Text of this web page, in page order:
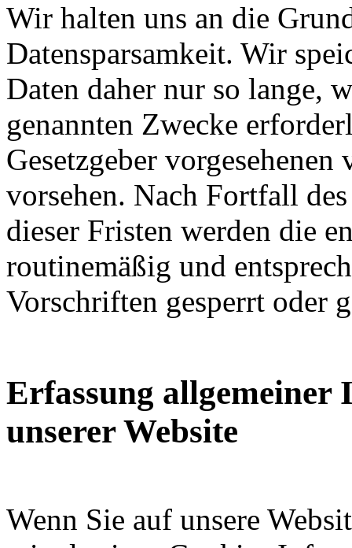
Wir halten uns an die
Datensparsamkeit. Wir
Daten daher nur so lange,
genannten Zwecke
Gesetzgeber
vorsehen. Nach Fortfall
dieser Fristen werden die
routinemäßig und
Vorschriften gesperrt oder
Erfassung allgemeiner
unserer Website
Wenn Sie auf unsere